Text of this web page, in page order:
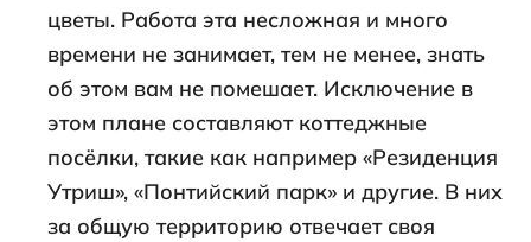
цветы. Работа эта несложная и много
времени не занимает, тем не менее, знать
об этом вам не помешает. Исключение в
этом плане составляют коттеджные
посёлки, такие как например «Резиденция
Утриш», «Понтийский парк» и другие. В них
за общую территорию отвечает своя